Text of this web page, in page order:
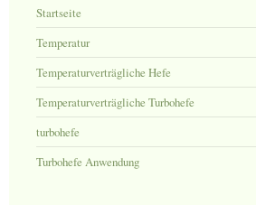
Startseite
Temperatur
Temperaturverträgliche Hefe
Temperaturverträgliche Turbohefe
turbohefe
Turbohefe Anwendung